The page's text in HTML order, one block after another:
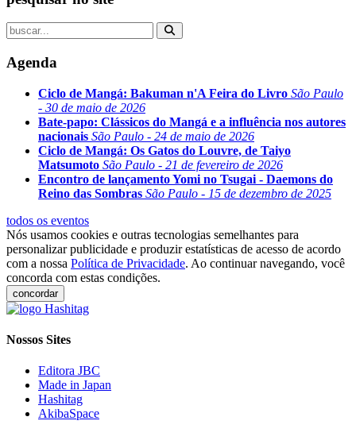
Agenda
Ciclo de Mangá: Bakuman n'A Feira do Livro São Paulo
- 30 de maio de 2026
Bate-papo: Clássicos do Mangá e a influência nos autores
nacionais São Paulo - 24 de maio de 2026
Ciclo de Mangá: Os Gatos do Louvre, de Taiyo
Matsumoto São Paulo - 21 de fevereiro de 2026
Encontro de lançamento Yomi no Tsugai - Daemons do
Reino das Sombras São Paulo - 15 de dezembro de 2025
todos os eventos
Nós usamos cookies e outras tecnologias semelhantes para
personalizar publicidade e produzir estatísticas de acesso de acordo
com a nossa Política de Privacidade. Ao continuar navegando, você
concorda com estas condições.
concordar
Nossos Sites
Editora JBC
Made in Japan
Hashitag
AkibaSpace